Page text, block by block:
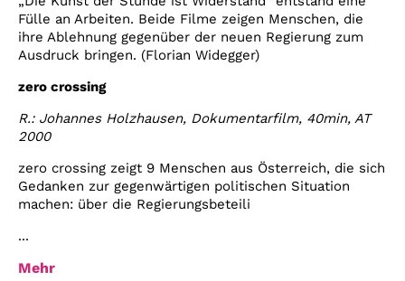
Fülle an Arbeiten. Beide Filme zeigen Menschen, die
ihre Ablehnung gegenüber der neuen Regierung zum
Ausdruck bringen. (Florian Widegger)
zero crossing
R.: Johannes Holzhausen, Dokumentarfilm, 40min, AT
2000
zero crossing zeigt 9 Menschen aus Österreich, die sich
Gedanken zur gegenwärtigen politischen Situation
machen: über die Regierungsbeteili
...
Mehr